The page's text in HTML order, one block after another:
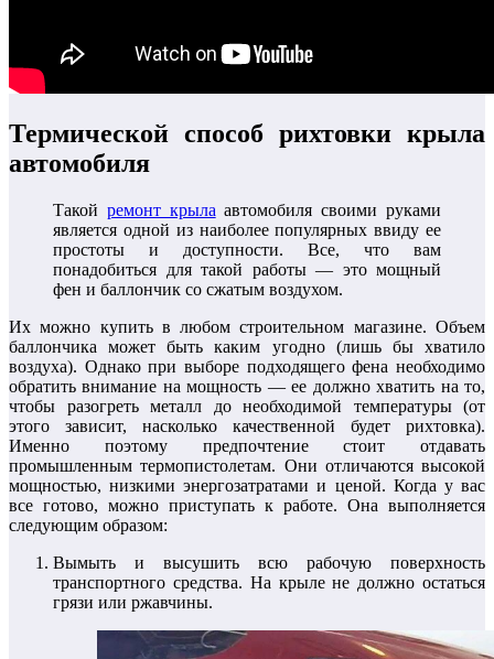
Термической способ рихтовки крыла
автомобиля
Такой ремонт крыла автомобиля своими руками
является одной из наиболее популярных ввиду ее
простоты и доступности. Все, что вам
понадобиться для такой работы — это мощный
фен и баллончик со сжатым воздухом.
Их можно купить в любом строительном магазине. Объем
баллончика может быть каким угодно (лишь бы хватило
воздуха). Однако при выборе подходящего фена необходимо
обратить внимание на мощность — ее должно хватить на то,
чтобы разогреть металл до необходимой температуры (от
этого зависит, насколько качественной будет рихтовка).
Именно поэтому предпочтение стоит отдавать
промышленным термопистолетам. Они отличаются высокой
мощностью, низкими энергозатратами и ценой. Когда у вас
все готово, можно приступать к работе. Она выполняется
следующим образом:
Вымыть и высушить всю рабочую поверхность
транспортного средства. На крыле не должно остаться
грязи или ржавчины.